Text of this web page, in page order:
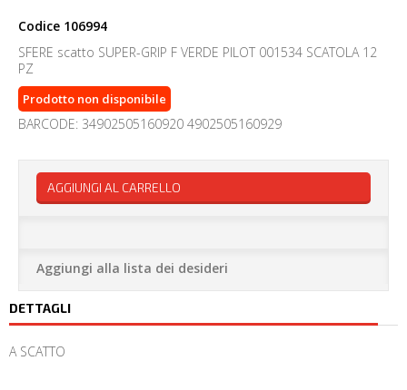
Codice 106994
SFERE scatto SUPER-GRIP F VERDE PILOT 001534 SCATOLA 12
PZ
Prodotto non disponibile
BARCODE: 34902505160920 4902505160929
AGGIUNGI AL CARRELLO
Aggiungi alla lista dei desideri
DETTAGLI
A SCATTO